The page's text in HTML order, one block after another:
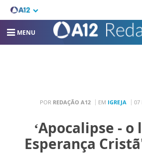
MENU
POR REDAÇÃO A12 EM IGREJA 07
‘Apocalipse - o
Esperança